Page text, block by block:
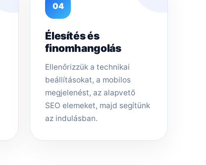
04
Élesítés és
finomhangolás
Ellenőrizzük a technikai
beállításokat, a mobilos
megjelenést, az alapvető
SEO elemeket, majd segítünk
az indulásban.